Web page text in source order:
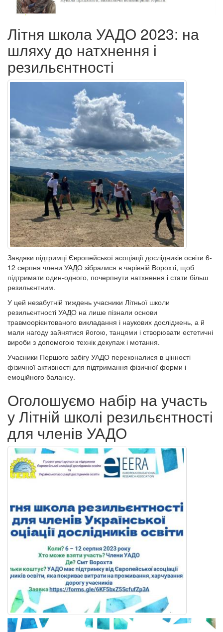
Літня школа УАДО 2023: на
шляху до натхнення і
резильєнтності
Завдяки підтримці Європейської асоціації дослідників освіти 6-
12 серпня члени УАДО зібралися в чарівній Ворохті, щоб
підтримати один-одного, почерпнути натхнення і стати більш
резильєнтним.
У цей незабутній тиждень учасники Літньої школи
резильєнтності УАДО на лише пізнали основи
травмоорієнтованого викладання і наукових досліджень, а й
мали нагоду зайнятися йогою, танцями і створювати естетичні
вироби з допомогою технік декупаж і мотання.
Учасники Першого забігу УАДО переконалися в цінності
фізичної активності для підтримання фізичної форми і
емоційного балансу.
Оголошуємо набір на участь
у Літній школі резильєнтності
для членів УАДО